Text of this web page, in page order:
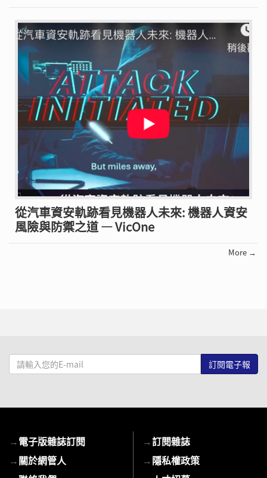
從汽車資安軌跡看見機器人未來: 機器人資安
風險與防禦之道 — VicOne
More →
請
輸
mail
→電子版雜誌訂閱
→關於網管人
→訂閱雜誌
→隱私權政策